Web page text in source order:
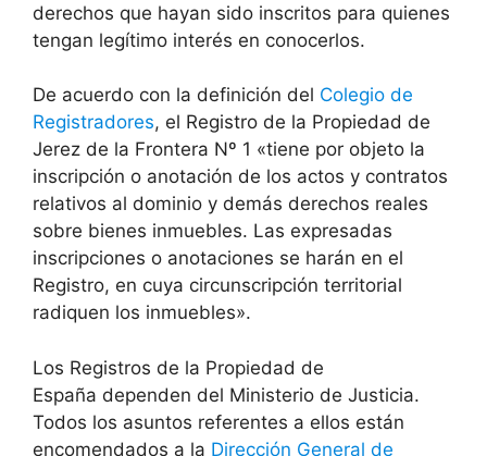
derechos que hayan sido inscritos para quienes
tengan legítimo interés en conocerlos.
De acuerdo con la definición del Colegio de
Registradores, el Registro de la Propiedad de
Jerez de la Frontera Nº 1 «tiene por objeto la
inscripción o anotación de los actos y contratos
relativos al dominio y demás derechos reales
sobre bienes inmuebles. Las expresadas
inscripciones o anotaciones se harán en el
Registro, en cuya circunscripción territorial
radiquen los inmuebles».
Los Registros de la Propiedad de
España dependen del Ministerio de Justicia.
Todos los asuntos referentes a ellos están
encomendados a la Dirección General de